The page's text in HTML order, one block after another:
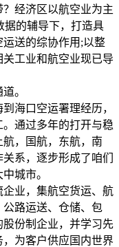
经济区以航空业为主
据的辅导下，打造具
送的综协作用;以整
工业和航空业现已导
。
海口空运署理经历，
通过多年的打开与稳
，国航，东航，南
系，逐步形成了咱们
城市。
企业，集航空货运、航
路运送、仓储、包
份制企业，并学习先
为客户供应国内世界